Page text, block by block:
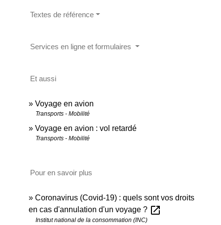
Textes de référence
Services en ligne et formulaires
Et aussi
Voyage en avion
Transports - Mobilité
Voyage en avion : vol retardé
Transports - Mobilité
Pour en savoir plus
Coronavirus (Covid-19) : quels sont vos droits
en cas d'annulation d'un voyage ? open_in_new
Institut national de la consommation (INC)